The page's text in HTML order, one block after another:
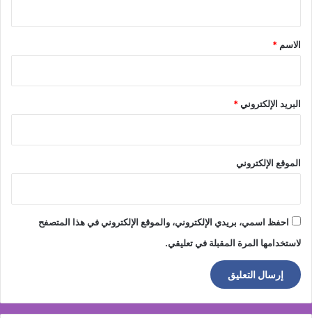
*
الاسم *
البريد الإلكتروني*
الموقع الإلكتروني
احفظ اسمي، بريدي الإلكتروني، والموقع الإلكتروني في هذا المتصفح
لاستخدامها المرة المقبلة في تعليقي.